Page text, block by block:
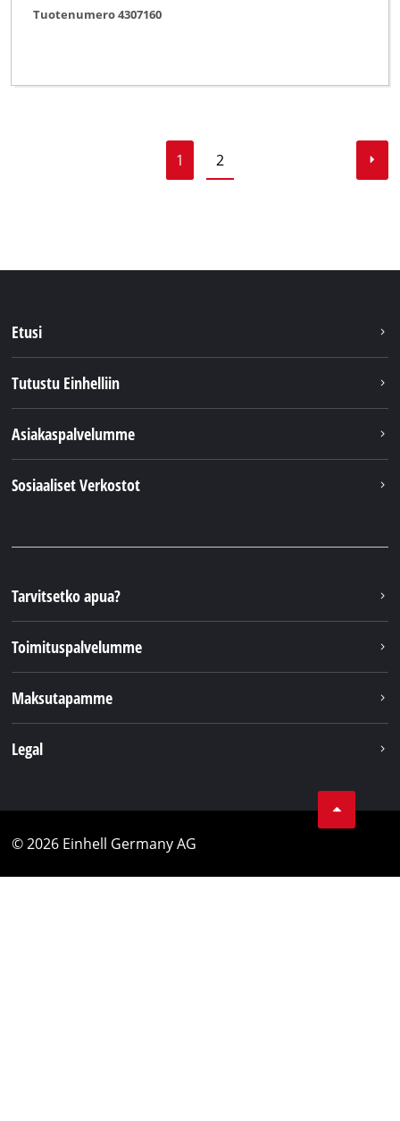
Tuotenumero 4307160
1 2
Etusi
Tutustu Einhelliin
Asiakaspalvelumme
Sosiaaliset Verkostot
Tarvitsetko apua?
Toimituspalvelumme
Maksutapamme
Legal
© 2026 Einhell Germany AG